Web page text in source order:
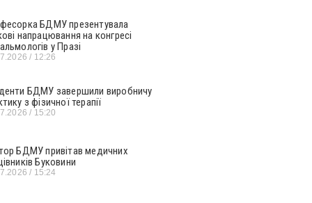
БДМУ презентувала
напрацювання на конгресі
у Празі
12:26
БДМУ завершили виробничу
з фізичної терапії
15:20
БДМУ привітав медичних
Буковини
15:24